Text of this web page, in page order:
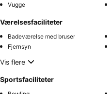
Vugge
Værelsesfaciliteter
Badeværelse med bruser
Fjernsyn
Vis flere
Sportsfaciliteter